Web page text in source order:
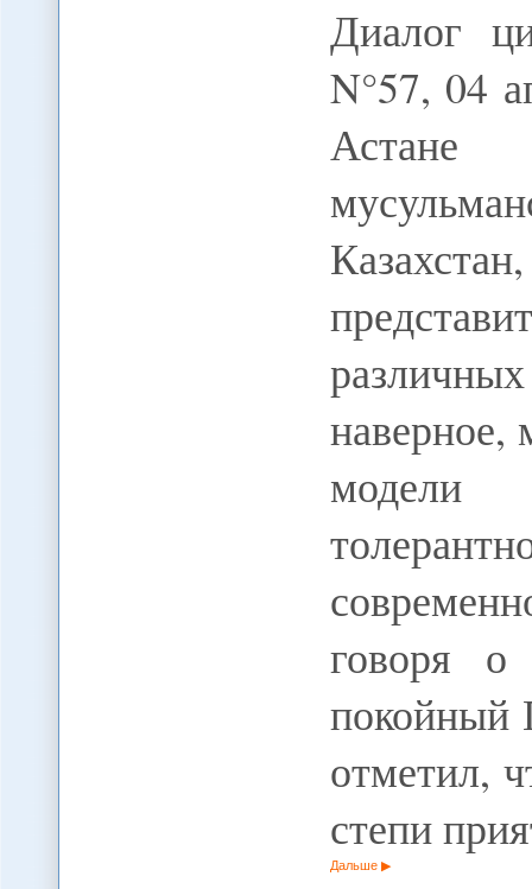
Диалог
N°57, 04
Астане
наверное,
модели
говоря
покойный
отметил,
степи
Дальше